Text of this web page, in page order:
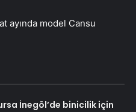
ayında model Cansu
İnegöl’de binicilik için